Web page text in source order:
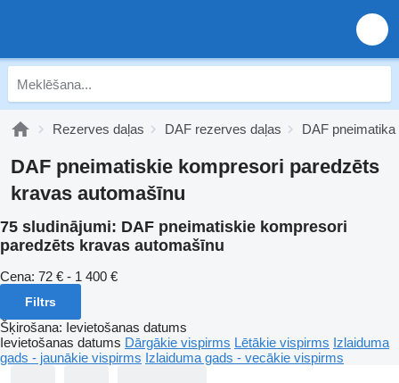
Rezerves daļas DAF rezerves daļas DAF pneimatika
DAF pneimatiskie kompresori paredzēts
kravas automašīnu
75 sludinājumi: DAF pneimatiskie kompresori
paredzēts kravas automašīnu
Cena: 72 € - 1 400 €
Filtrs
Šķirošana: Ievietošanas datums
Ievietošanas datums Dārgākie vispirms Lētākie vispirms Izlaiduma
gads - jaunākie vispirms Izlaiduma gads - vecākie vispirms